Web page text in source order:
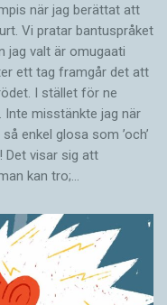
när jag berättat att
Vi pratar bantuspråket
jag valt är omugaati
ett tag framgår det att
I stället för ne
Inte misstänkte jag när
enkel glosa som ’och’
Det visar sig att
kan tro;…